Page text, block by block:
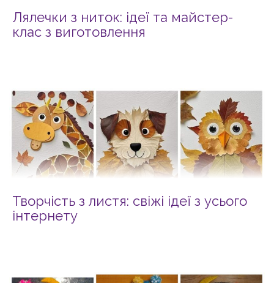
Лялечки з ниток: ідеї та майстер-
клас з виготовлення
Творчість з листя: свіжі ідеї з усього
інтернету